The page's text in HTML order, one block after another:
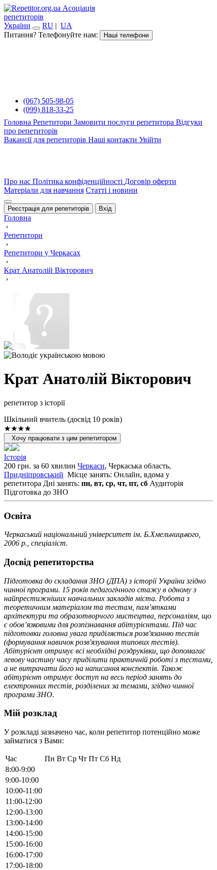
Асоціація
репетиторів
України
RU | UA
Питання? Телефонуйте нам:
Наші телефони
(067) 505-98-05
(099) 818-33-25
Головна Репетитори Замовити послуги репетитора Відгуки
про репетиторів
Вакансії для репетиторів Наші контакти Увійти
Про нас Політика конфіденційності Договір оферти
Матеріали для навчання Статті і новини
Реєстрація для репетиторів Вхід
Головна
›
Репетитори
›
Репетитори у Черкасах
›
Крат Анатолій Вікторович
›
Крат Анатолій Вікторович
репетитор з історії
Шкільний вчитель (досвід 10 років)
★★★★
Хочу працювати з цим репетитором
Історія
200 грн. за 60 хвилин Черкаси, Черкаська область,
Придніпровський Місце занять: Онлайн, вдома у
репетитора Дні занять: пн, вт, ср, чт, пт, сб Аудиторія
Підготовка до ЗНО
Освiта
Черкаський національний університет ім. Б.Хмельницького,
2006 р., спеціаліст.
Досвід репетиторства
Підготовка до складання ЗНО (ДПА) з історії України згідно
чинної програми. 15 років педагогічного стажу в одному з
найпрестижніших навчальних закладів міста. Робота з
теоретичним матеріалом та тестам, пам’ятками
архітектури та образотворчого мистецтва, персоналіям, що
є обов’язковими для розпізнавання абітурієнтами. Під час
підготовки головна увага приділяється розв'язанню тестів
(формування навичок розв'язування типових тестів).
Абітурієнт отримує всі необхідні роздруківки, що допомагає
левову частину часу приділити практичній роботі з тестами,
а не витрачати його на написання конспектів. Також
абітурієнт отримує доступ на весь період занять до
електронних тестів, розділених за темами, згідно чинної
програми ЗНО.
Мій розклад
У розкладі зазначено час, коли репетитор потенційно може
займатися з Вами:
Час Пн Вт Ср Чт Пт Сб Нд
8:00-9:00
9:00-10:00
10:00-11:00
11:00-12:00
12:00-13:00
13:00-14:00
14:00-15:00
15:00-16:00
16:00-17:00
17:00-18:00